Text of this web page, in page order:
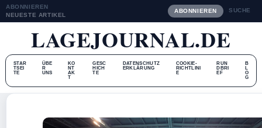
ABONNIEREN
NEUESTE ARTIKEL
ABONNIEREN SUCHE
LAGEJOURNAL.DE
STAR
TSEI
TE
ÜBE
R
UNS
KO
NT
AK
T
GESC
HICH
TE
DATENSCHUTZ
ERKLÄRUNG
COOKIE-
RICHTLINI
E
RUN
DBRI
EF
B
L
O
G